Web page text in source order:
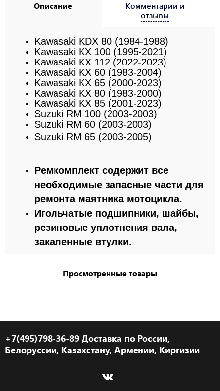
Описание
Kawasaki KDX 80 (1984-1988)
Kawasaki KX 100 (1995-2021)
Kawasaki KX 112 (2022-2023)
Kawasaki KX 60 (1983-2004)
Kawasaki KX 65 (2000-2023)
Kawasaki KX 80 (1983-2000)
Kawasaki KX 85 (2001-2023)
Suzuki RM 100 (2003-2003)
Suzuki RM 60 (2003-2003)
Suzuki RM 65 (2003-2005)
Ремкомплект содержит все
необходимые запасные части для
ремонта маятника мотоцикла.
Игольчатые подшипники, шайбы,
резиновые уплотнения вала,
закаленные втулки.
Комментарии и
отзывы
Просмотренные товары
+7(495)798-36-89 Доставка по России,
Белоруссии, Казахстану, Армении, Киргизии